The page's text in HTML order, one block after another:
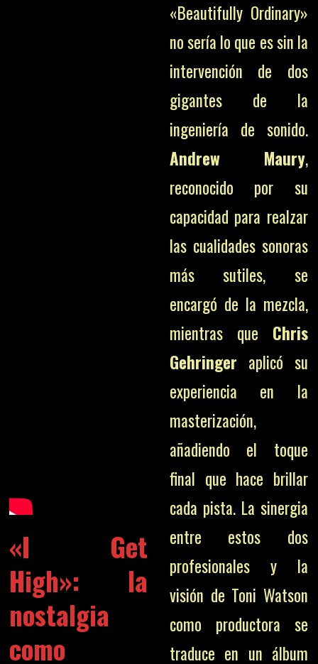
«I Get
High»: la
nostalgia
como
«Beautifully Ordinary»
no sería lo que es sin la
intervención de dos
gigantes de la
ingeniería de sonido.
Andrew Maury,
reconocido por su
capacidad para realzar
las cualidades sonoras
más sutiles, se
encargó de la mezcla,
mientras que Chris
Gehringer aplicó su
experiencia en la
masterización,
añadiendo el toque
final que hace brillar
cada pista. La sinergia
entre estos dos
profesionales y la
visión de Toni Watson
como productora se
traduce en un álbum